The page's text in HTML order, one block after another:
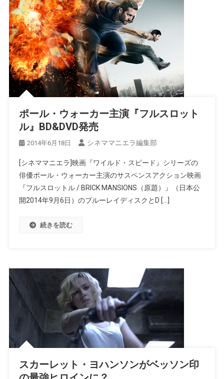
ポール・ウォーカー主演『フルスロット
ル』BD&DVD発売
2014年6月18日 シネママニエラ編集部
[シネママニエラ]映画『ワイルド・スピード』シリーズの
俳優ポール・ウォーカー主演のサスペンスアクション映画
『フルスロットル / BRICK MANSIONS（原題）』（日本公
開2014年9月6日）のブルーレイディスクとD […]
続きを読む
スカーレット・ヨハンソンがベッソン印